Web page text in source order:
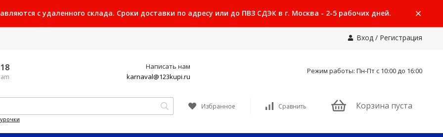
с удаленного склада. Сроки доставки по адресу или до ПВЗ СДЭК в г. Москва - 2-5 рабочих дней.
Вход / Регистрация
Написать нам
karnaval@123kupi.ru
Режим работы: Пн-Пт с 10:00 до 16:00
Избранное Сравнить Корзина пуста